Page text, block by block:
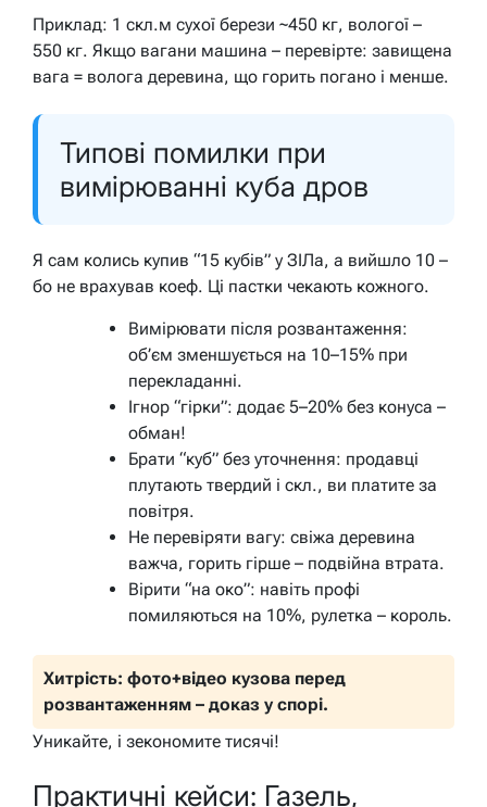
Приклад: 1 скл.м сухої берези ~450 кг, вологої –
550 кг. Якщо вагани машина – перевірте: завищена
вага = волога деревина, що горить погано і менше.
Типові помилки при
вимірюванні куба дров
Я сам колись купив “15 кубів” у ЗІЛа, а вийшло 10 –
бо не врахував коеф. Ці пастки чекають кожного.
Вимірювати після розвантаження:
об’єм зменшується на 10–15% при
перекладанні.
Ігнор “гірки”: додає 5–20% без конуса –
обман!
Брати “куб” без уточнення: продавці
плутають твердий і скл., ви платите за
повітря.
Не перевіряти вагу: свіжа деревина
важча, горить гірше – подвійна втрата.
Вірити “на око”: навіть профі
помиляються на 10%, рулетка – король.
Хитрість: фото+відео кузова перед
розвантаженням – доказ у спорі.
Уникайте, і зекономите тисячі!
Практичні кейси: Газель,